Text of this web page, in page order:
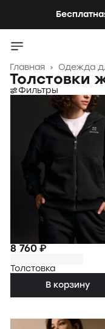
Одежда
Главная ›
Толстовки
Фильтры
8 760 ₽
Толстовка
В корзину